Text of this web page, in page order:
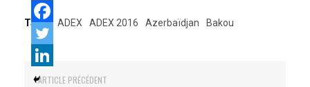
Tags: ADEX ADEX 2016 Azerbaïdjan Bakou
ARTICLE PRÉCÉDENT